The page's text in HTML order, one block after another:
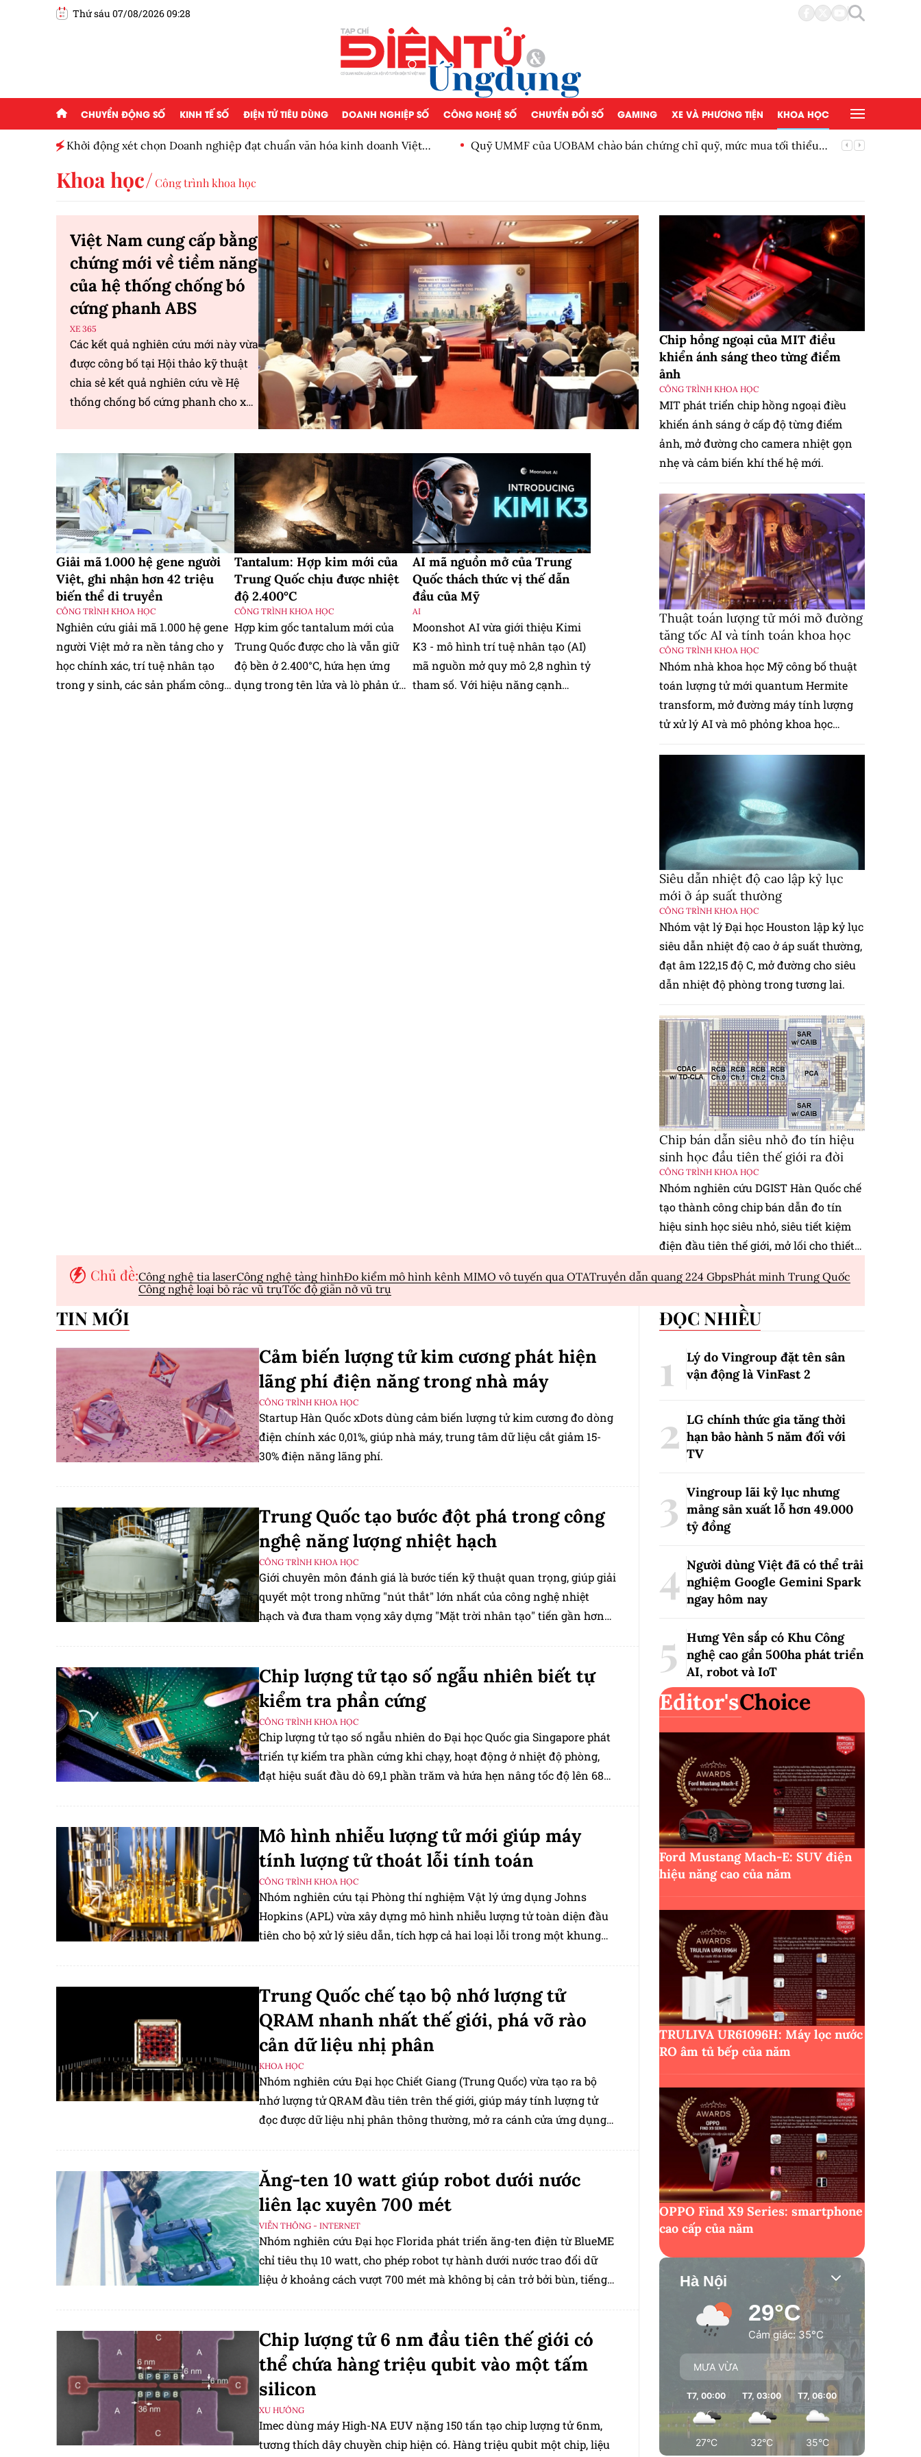
Thứ sáu 07/08/2026 09:28
CHUYỂN ĐỘNG SỐ KINH TẾ SỐ ĐIỆN TỬ TIÊU DÙNG DOANH NGHIỆP SỐ CÔNG NGHỆ SỐ CHUYỂN ĐỔI SỐ GAMING XE VÀ PHƯƠNG TIỆN KHOA HỌC
Khởi động xét chọn Doanh nghiệp đạt chuẩn văn hóa kinh doanh Việt
Quỹ UMMF của UOBAM chào bán chứng chỉ quỹ, mức mua tối thiểu
Khoa học Công trình khoa học
Việt Nam cung cấp bằng
chứng mới về tiềm năng
của hệ thống chống bó
cứng phanh ABS
XE 365
Các kết quả nghiên cứu mới này vừa
được công bố tại Hội thảo kỹ thuật
chia sẻ kết quả nghiên cứu về Hệ
thống chống bố cứng phanh cho xe
Giải mã 1.000 hệ gene người
Việt, ghi nhận hơn 42 triệu
biến thể di truyền
CÔNG TRÌNH KHOA HỌC
Nghiên cứu giải mã 1.000 hệ gene
người Việt mở ra nền tảng cho y
học chính xác, trí tuệ nhân tạo
trong y sinh, các sản phẩm công
Tantalum: Hợp kim mới của
Trung Quốc chịu được nhiệt
độ 2.400°C
CÔNG TRÌNH KHOA HỌC
Hợp kim gốc tantalum mới của
Trung Quốc được cho là vẫn giữ
độ bền ở 2.400°C, hứa hẹn ứng
dụng trong tên lửa và lò phản ứng
AI mã nguồn mở của Trung
Quốc thách thức vị thế dẫn
đầu của Mỹ
AI
Moonshot AI vừa giới thiệu Kimi
K3 - mô hình trí tuệ nhân tạo (AI)
mã nguồn mở quy mô 2,8 nghìn tỷ
tham số. Với hiệu năng cạnh
Chip hồng ngoại của MIT điều
khiển ánh sáng theo từng điểm
ảnh
CÔNG TRÌNH KHOA HỌC
MIT phát triển chip hồng ngoại điều
khiển ánh sáng ở cấp độ từng điểm
ảnh, mở đường cho camera nhiệt gọn
nhẹ và cảm biến khí thế hệ mới.
Thuật toán lượng tử mới mở đường
tăng tốc AI và tính toán khoa học
CÔNG TRÌNH KHOA HỌC
Nhóm nhà khoa học Mỹ công bố thuật
toán lượng tử mới quantum Hermite
transform, mở đường máy tính lượng
tử xử lý AI và mô phỏng khoa học
Siêu dẫn nhiệt độ cao lập kỷ lục
mới ở áp suất thường
CÔNG TRÌNH KHOA HỌC
Nhóm vật lý Đại học Houston lập kỷ lục
siêu dẫn nhiệt độ cao ở áp suất thường,
đạt âm 122,15 độ C, mở đường cho siêu
dẫn nhiệt độ phòng trong tương lai.
Chip bán dẫn siêu nhỏ đo tín hiệu
sinh học đầu tiên thế giới ra đời
CÔNG TRÌNH KHOA HỌC
Nhóm nghiên cứu DGIST Hàn Quốc chế
tạo thành công chip bán dẫn đo tín
hiệu sinh học siêu nhỏ, siêu tiết kiệm
điện đầu tiên thế giới, mở lối cho thiết
Chủ đề:Công nghệ tia laserCông nghệ tàng hìnhĐo kiểm mô hình kênh MIMO vô tuyến qua OTATruyền dẫn quang 224 GbpsPhát minh Trung Quốc
Công nghệ loại bỏ rác vũ trụTốc độ giãn nở vũ trụ
TIN MỚI
Cảm biến lượng tử kim cương phát hiện
lãng phí điện năng trong nhà máy
CÔNG TRÌNH KHOA HỌC
Startup Hàn Quốc xDots dùng cảm biến lượng tử kim cương đo dòng
điện chính xác 0,01%, giúp nhà máy, trung tâm dữ liệu cắt giảm 15-
30% điện năng lãng phí.
Trung Quốc tạo bước đột phá trong công
nghệ năng lượng nhiệt hạch
CÔNG TRÌNH KHOA HỌC
Giới chuyên môn đánh giá là bước tiến kỹ thuật quan trọng, giúp giải
quyết một trong những "nút thắt" lớn nhất của công nghệ nhiệt
hạch và đưa tham vọng xây dựng "Mặt trời nhân tạo" tiến gần hơn
Chip lượng tử tạo số ngẫu nhiên biết tự
kiểm tra phần cứng
CÔNG TRÌNH KHOA HỌC
Chip lượng tử tạo số ngẫu nhiên do Đại học Quốc gia Singapore phát
triển tự kiểm tra phần cứng khi chạy, hoạt động ở nhiệt độ phòng,
đạt hiệu suất đầu dò 69,1 phần trăm và hứa hẹn nâng tốc độ lên 68
Mô hình nhiễu lượng tử mới giúp máy
tính lượng tử thoát lỗi tính toán
CÔNG TRÌNH KHOA HỌC
Nhóm nghiên cứu tại Phòng thí nghiệm Vật lý ứng dụng Johns
Hopkins (APL) vừa xây dựng mô hình nhiễu lượng tử toàn diện đầu
tiên cho bộ xử lý siêu dẫn, tích hợp cả hai loại lỗi trong một khung
Trung Quốc chế tạo bộ nhớ lượng tử
QRAM nhanh nhất thế giới, phá vỡ rào
cản dữ liệu nhị phân
KHOA HỌC
Nhóm nghiên cứu Đại học Chiết Giang (Trung Quốc) vừa tạo ra bộ
nhớ lượng tử QRAM đầu tiên trên thế giới, giúp máy tính lượng tử
đọc được dữ liệu nhị phân thông thường, mở ra cánh cửa ứng dụng
Ăng-ten 10 watt giúp robot dưới nước
liên lạc xuyên 700 mét
VIỄN THÔNG - INTERNET
Nhóm nghiên cứu Đại học Florida phát triển ăng-ten điện từ BlueME
chỉ tiêu thụ 10 watt, cho phép robot tự hành dưới nước trao đổi dữ
liệu ở khoảng cách vượt 700 mét mà không bị cản trở bởi bùn, tiếng
Chip lượng tử 6 nm đầu tiên thế giới có
thể chứa hàng triệu qubit vào một tấm
silicon
XU HƯỚNG
Imec dùng máy High-NA EUV nặng 150 tấn tạo chip lượng tử 6nm,
tương thích dây chuyền chip hiện có. Hàng triệu qubit một chip, liệu
ĐỌC NHIỀU
Lý do Vingroup đặt tên sân
vận động là VinFast2
LG chính thức gia tăng thời
hạn bảo hành 5 năm đối với
TV
Vingroup lãi kỷ lục nhưng
mảng sản xuất lỗ hơn 49.000
tỷ đồng
Người dùng Việt đã có thể trải
nghiệm Google Gemini Spark
ngay hôm nay
Hưng Yên sắp có Khu Công
nghệ cao gần 500ha phát triển
AI, robot và IoT
Editor'sChoice
Ford Mustang Mach-E: SUV điện
hiệu năng cao của năm
TRULIVA UR61096H: Máy lọc nước
RO âm tủ bếp của năm
OPPO Find X9 Series: smartphone
cao cấp của năm
Hà Nội
29°C
Cảm giác: 35°C
MƯA VỪA
T7, 00:00
27°C
T7, 03:00
32°C
T7, 06:00
35°C